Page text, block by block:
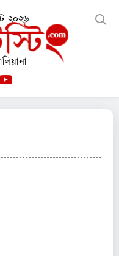
২০২৬